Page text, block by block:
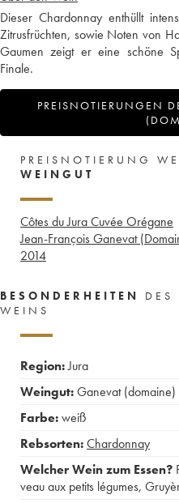
Dieser Chardonnay enthüllt
Zitrusfrüchten, sowie Noten von
Gaumen zeigt er eine schöne
Finale.
PREISNOTIERUNGEN
PREISNOTIERUNG
WEINGUT
Côtes du Jura Cuvée Orégane
Jean-François Ganevat
2014
BESONDERHEITEN
DES
WEINS
Region:Jura
Weingut:Ganevat (domaine)
Farbe:weiß
Rebsorten:Chardonnay
Welcher Wein zum Essen?
veau aux petits légumes,